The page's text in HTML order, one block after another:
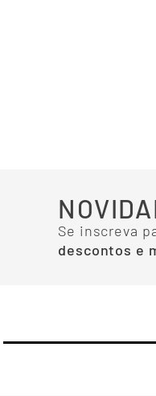
Se inscreva
descontos e